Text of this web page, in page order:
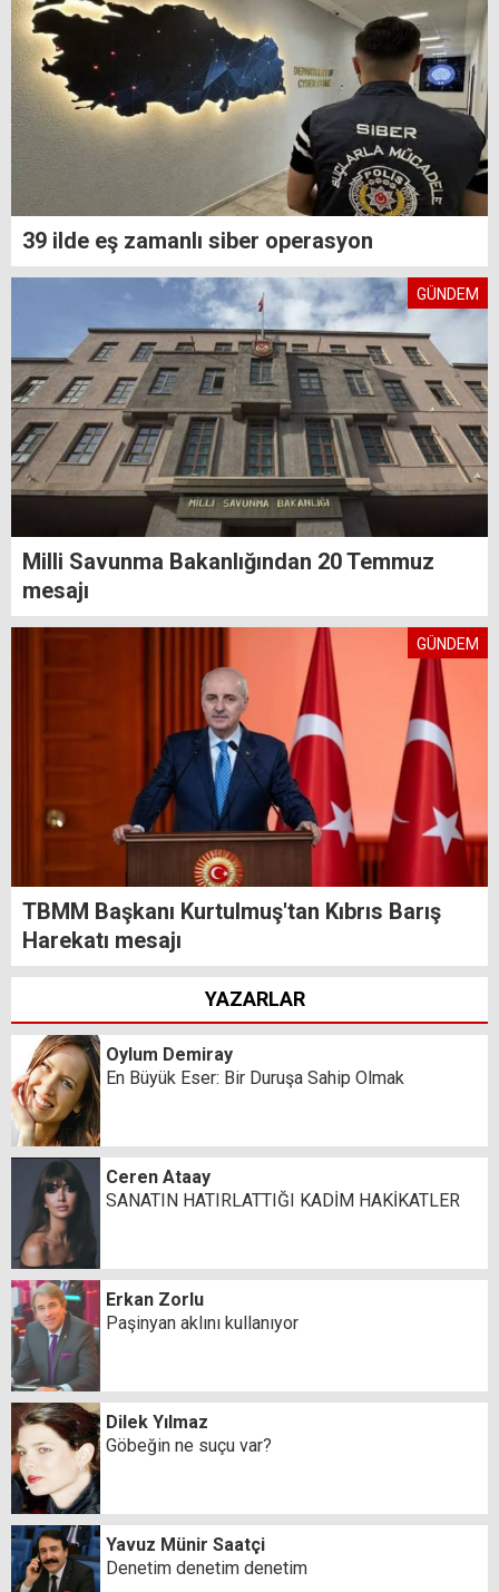
39 ilde eş zamanlı siber operasyon
GÜNDEM
Milli Savunma Bakanlığından 20 Temmuz
mesajı
GÜNDEM
TBMM Başkanı Kurtulmuş'tan Kıbrıs Barış
Harekatı mesajı
YAZARLAR
Oylum Demiray
En Büyük Eser: Bir Duruşa Sahip Olmak
Ceren Ataay
SANATIN HATIRLATTIĞI KADİM HAKİKATLER
Erkan Zorlu
Paşinyan aklını kullanıyor
Dilek Yılmaz
Göbeğin ne suçu var?
Yavuz Münir Saatçi
Denetim denetim denetim